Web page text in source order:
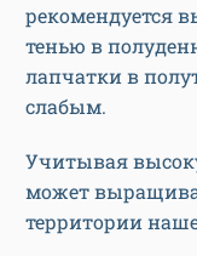
рекомендуется
тенью в
лапчатки в
слабым.
Учитывая
может
территории